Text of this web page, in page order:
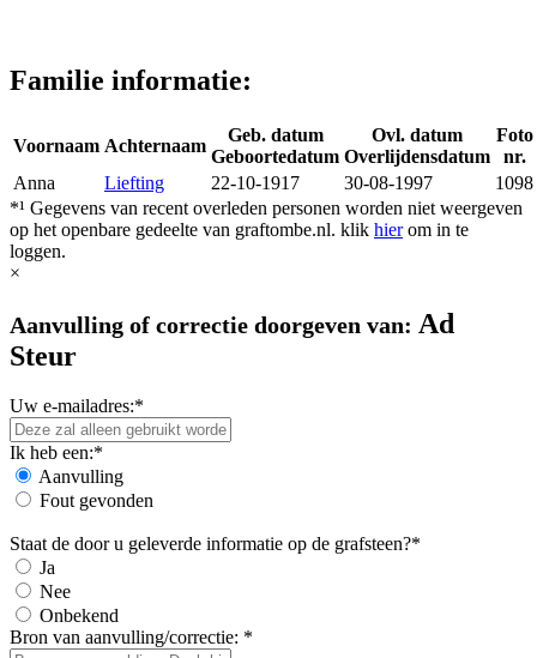
Familie informatie:
Voornaam Achternaam
Geb. datum
Geboortedatum
Ovl. datum
Overlijdensdatum
Foto
nr.
Anna
Liefting 22-10-1917 30-08-1997
1098
*¹ Gegevens van recent overleden personen worden niet weergeven
op het openbare gedeelte van graftombe.nl. klik hierom in te
loggen.
×
Aanvulling of correctie doorgeven van: Ad
Steur
Uw e-mailadres:*
Ik heb een:*
Aanvulling
Fout gevonden
Staat de door u geleverde informatie op de grafsteen?*
Ja
Nee
Onbekend
Bron van aanvulling/correctie: *